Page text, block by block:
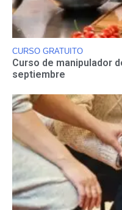
CURSO GRATUITO
Curso de manipulador
septiembre